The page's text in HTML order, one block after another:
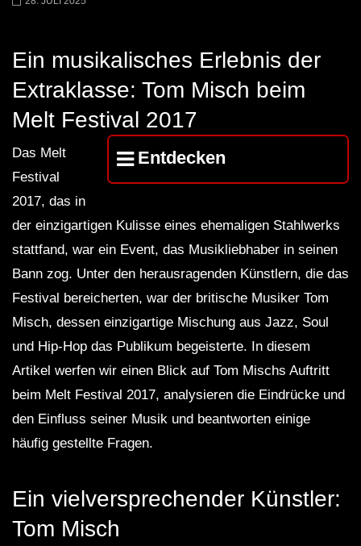
FuturFestival 2024
FESTIVAL
Ein musikalisches Erlebnis der
Extraklasse: Tom Misch beim
Melt Festival 2017
Entdecken
Das Melt
Festival
2017, das in
der einzigartigen Kulisse eines ehemaligen Stahlwerks
stattfand, war ein Event, das Musikliebhaber in seinen
Bann zog. Unter den herausragenden Künstlern, die das
Festival bereicherten, war der britische Musiker Tom
Misch, dessen einzigartige Mischung aus Jazz, Soul
und Hip-Hop das Publikum begeisterte. In diesem
Artikel werfen wir einen Blick auf Tom Mischs Auftritt
beim Melt Festival 2017, analysieren die Eindrücke und
den Einfluss seiner Musik und beantworten einige
häufig gestellte Fragen.
Ein vielversprechender Künstler:
Tom Misch